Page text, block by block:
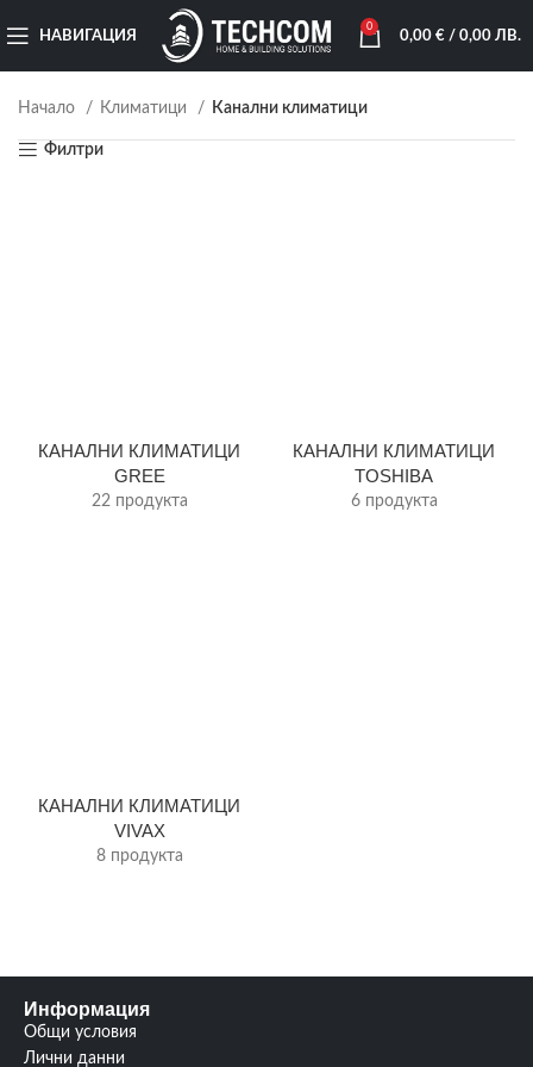
НАВИГАЦИЯ
0
0,00 €/ 0,00 ЛВ.
Начало Климатици Канални климатици
Филтри
КАНАЛНИ КЛИМАТИЦИ
GREE
22 продукта
КАНАЛНИ КЛИМАТИЦИ
TOSHIBA
6 продукта
КАНАЛНИ КЛИМАТИЦИ
VIVAX
8 продукта
Информация
Общи условия
Лични данни